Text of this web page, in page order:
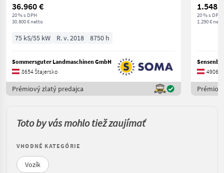
36.960 €
20 % s DPH
30.800 € netto
75 kS/55 kW R. v. 2018 8750 h
Sommersguter Landmaschinen GmbH
8654 Štajersko
Prémiový zlatý predajca
1.548 €
20 % s DPH
1.290 €
4906
Toto by vás mohlo tiež zaujímať
VHODNÉ KATEGÓRIE
Vozík